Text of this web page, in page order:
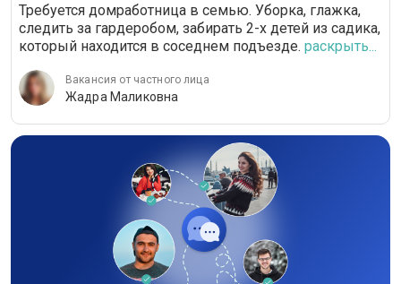
Требуется домработница в семью. Уборка, глажка,
следить за гардеробом, забирать 2-х детей из садика,
который находится в соседнем подъезде. раскрыть...
Вакансия от частного лица
Жадра Маликовна